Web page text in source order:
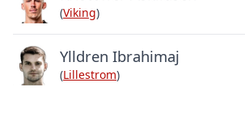
(Viking)
Ylldren Ibrahimaj
(Lillestrom)